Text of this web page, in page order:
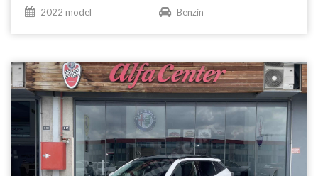
2022 model
Benzin